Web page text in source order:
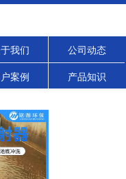
我们 公司动态
案例 产品知识